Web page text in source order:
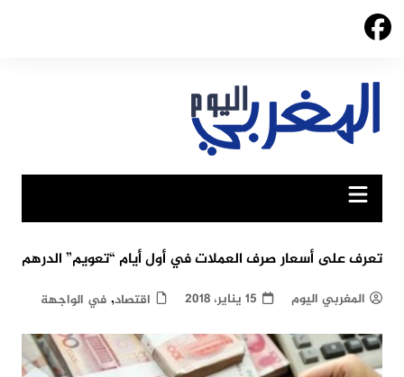
Skip
تعرف على أسعار صرف العملات في أول أيام “تعويم” الدرهم
المغربي اليوم 15 يناير، 2018 اقتصاد, في الواجهة